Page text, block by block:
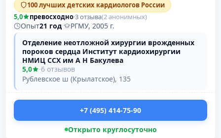
100 лучших детских кардиологов России
5,0
превосходно·3 отзыва(2 анонимных)
Опыт21 год·
РГМУ, 2005 г.
Отделение неотложной хирургии врожденных
пороков сердца Институт кардиохирургии
НМИЦ ССХ им А Н Бакулева
5,0
·6 отзывов
Рублевское ш (Крылатское), 135
+7 (495) 414-75-90
Открыто круглосуточно